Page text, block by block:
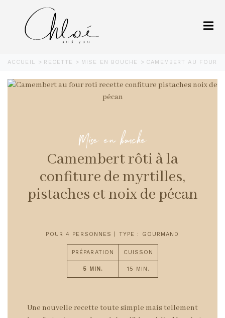
ACCUEIL RECETTE MISE EN BOUCHE CAMEMBERT AU FOUR
Mise en bouche
Camembert rôti à la
confiture de myrtilles,
pistaches et noix de pécan
POUR 4 PERSONNES | TYPE : GOURMAND
PRÉPARATION CUISSON
5 MIN. 15 MIN.
Une nouvelle recette toute simple mais tellement